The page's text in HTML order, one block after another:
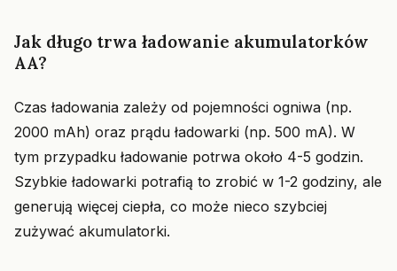
Jak długo trwa ładowanie akumulatorków
AA?
Czas ładowania zależy od pojemności ogniwa (np.
2000 mAh) oraz prądu ładowarki (np. 500 mA). W
tym przypadku ładowanie potrwa około 4-5 godzin.
Szybkie ładowarki potrafią to zrobić w 1-2 godziny, ale
generują więcej ciepła, co może nieco szybciej
zużywać akumulatorki.